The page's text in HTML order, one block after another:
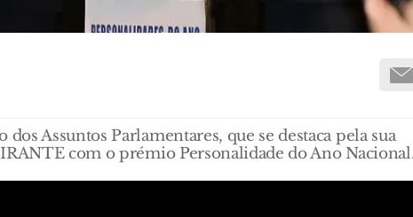
Assuntos Parlamentares, que se destaca pela sua
com o prémio Personalidade do Ano